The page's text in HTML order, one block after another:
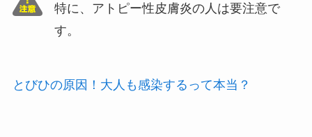
特に、アトピー性皮膚炎の人は要注意で
す。
とびひの原因！大人も感染するって本当？